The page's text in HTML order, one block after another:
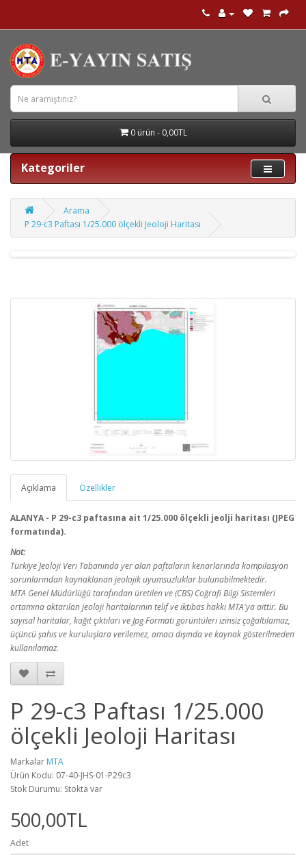
0 ürün - 0,00TL
Kategoriler
Arama
P 29-c3 Paftası 1/25.000 ölçekli Jeoloji Haritası
Açıklama Özellikler
ALANYA - P 29-c3 paftasına ait 1/25.000 ölçekli jeolji haritası (JPEG
formatında).
Not:
Türkiye Jeoloji Veri Tabanında yer alan paftaların kenarlarında kompilasyon
sorunlarından kaynaklanan jeolojik uyumsuzluklar bulunabilmektedir.
MTA Genel Müdürlüğü tarafından üretilen ve (CBS) Coğrafi Bilgi Sistemleri
ortamına aktarılan jeoloji haritalarının telif ve iktibas hakkı MTA'ya aittir. Bu
sayısal haritalar, kağıt çıktıları ve Jpg Formatı görüntüleri izinsiz çoğaltılamaz,
üçüncü şahıs ve kuruluşlara verilemez, amacı dışında ve kaynak gösterilmeden
kullanılamaz.
P 29-c3 Paftası 1/25.000
ölçekli Jeoloji Haritası
Markalar MTA
Ürün Kodu: 07-40-JHS-01-P29c3
Stok Durumu: Stokta var
500,00TL
Adet